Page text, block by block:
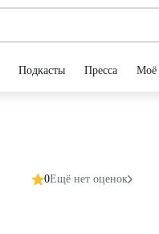
Подкасты Пресса Моё
0Ещё нет оценок